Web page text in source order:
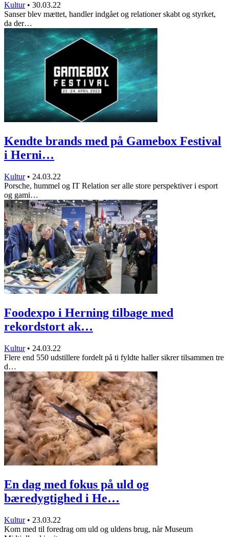
Kultur • 30.03.22
Sanser blev mættet, handler indgået og relationer skabt og styrket,
da der…
Kendte brands med på Gamebox Festival
i Herni…
Kultur • 24.03.22
Porsche, hummel og IT Relation ser alle store perspektiver i esport
og gami…
Foodexpo i Herning tilbage med
rekordstort ak…
Kultur • 24.03.22
Flere end 550 udstillere fordelt på ti fyldte haller sikrer tilsammen tre
d…
En dag med fokus på uld og
bæredygtighed i He…
Kultur • 23.03.22
Kom med til foredrag om uld og uldens brug, når Museum